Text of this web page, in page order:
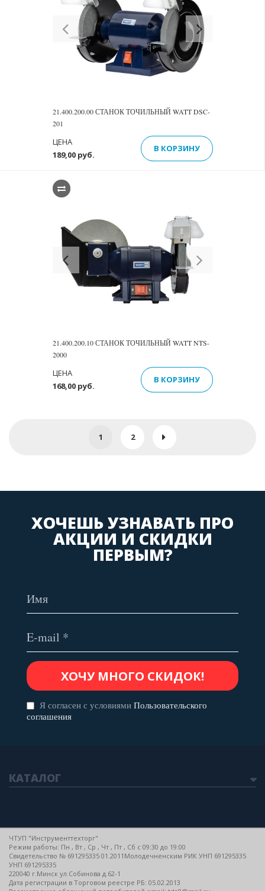
Previous Next
21.400.200.00 СТАНОК ТОЧИЛЬНЫЙ WATT DSC-
201
189,00 руб.
ЦЕНА
В КОРЗИНУ
Previous
21.400.200.10 СТАНОК ТОЧИЛЬНЫЙ WATT NTS-
2000
168,00 руб.
ЦЕНА
В КОРЗИНУ
1 2
ХОЧЕШЬ УЗНАВАТЬ ПРО
АКЦИИ И СКИДКИ
ПЕРВЫМ?
Я согласен с условиями Пользовательского
соглашения
КАТАЛОГ
ЧТУП "Инструменттехторг"
Режим работы: Пн , Вт , Ср , Чт , Пт , Сб c 09:30 до 19:00
Свидетельство № 691295335 01.2011Молодечненским РИК УНП 691295335
УНП 691295335
220040 г.Минск ул.Собинова д.62-1
Дата регистрации в Торговом реестре РБ: 05.02.2013